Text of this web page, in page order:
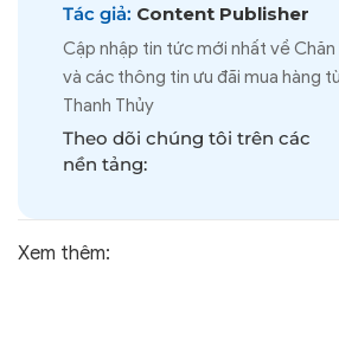
Tác giả: Content Publisher
Cập nhập tin tức mới nhất về
và các thông tin ưu đãi mua hàng
Thanh Thủy
Theo dõi chúng tôi trên các
nền tảng:
Xem thêm: